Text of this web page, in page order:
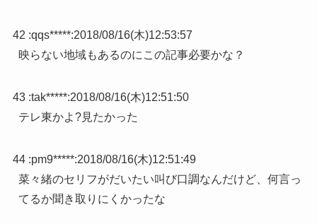
42 :qqs*****:2018/08/16(木)12:53:57
映らない地域もあるのにこの記事必要かな？
43 :tak*****:2018/08/16(木)12:51:50
テレ東かよ?見たかった
44 :pm9*****:2018/08/16(木)12:51:49
菜々緒のセリフがだいたい叫び口調なんだけど、何言っ
てるか聞き取りにくかったな